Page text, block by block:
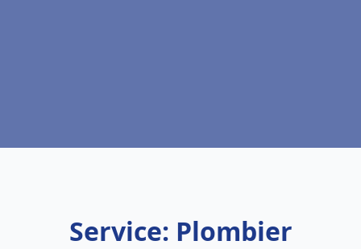
Service: Plombier